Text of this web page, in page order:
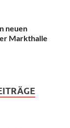
neuen
Markthalle